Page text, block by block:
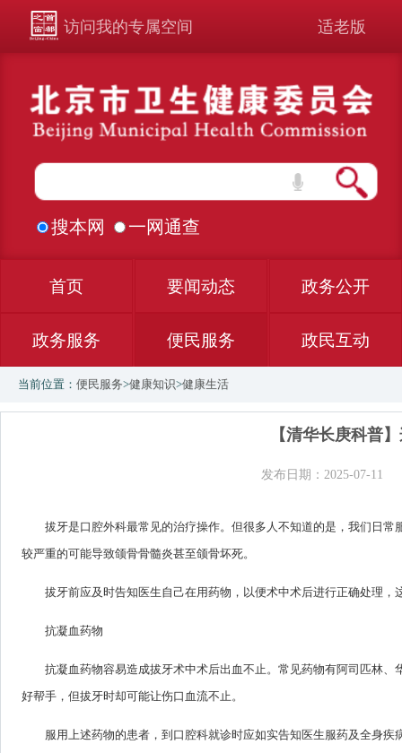
访问我的专属空间 适老版
搜本网 一网通查
首页 要闻动态 政务公开
政务服务 便民服务 政民互动
当前位置： 便民服务>健康知识>健康生活
【清华长庚科普
发布日期：2025-07-11
拔牙是口腔外科最常见的治疗操作。但很多人不知道的是，我们日
较严重的可能导致颌骨骨髓炎甚至颌骨坏死。
拔牙前应及时告知医生自己在用药物，以便术中术后进行正确处理，
抗凝血药物
抗凝血药物容易造成拔牙术中术后出血不止。常见药物有阿司匹林
好帮手，但拔牙时却可能让伤口血流不止。
服用上述药物的患者，到口腔科就诊时应如实告知医生服药及全身